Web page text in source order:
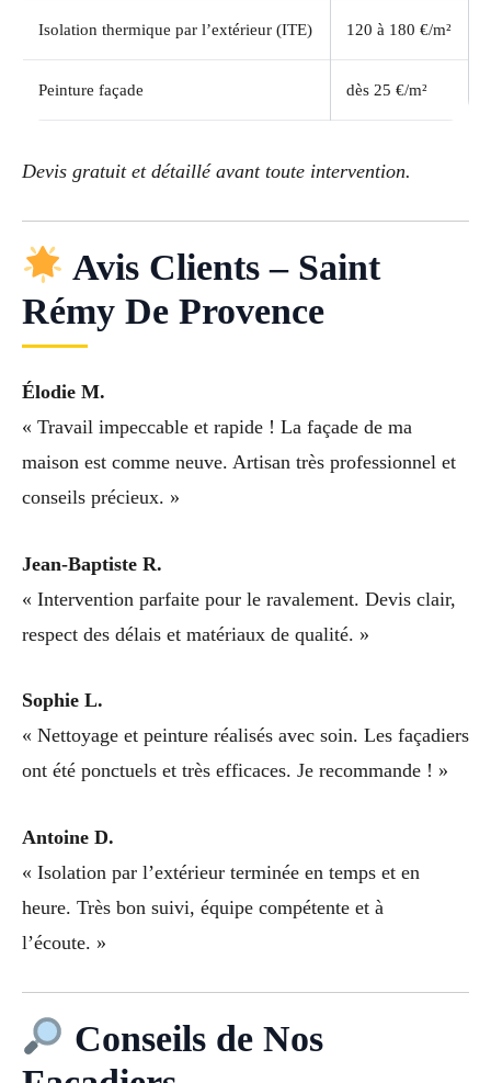
Isolation thermique par l’extérieur (ITE) 120 à 180 €/m²
Peinture façade dès 25 €/m²
Devis gratuit et détaillé avant toute intervention.
Avis Clients – Saint
Rémy De Provence
Élodie M.
« Travail impeccable et rapide ! La façade de ma
maison est comme neuve. Artisan très professionnel et
conseils précieux. »
Jean-Baptiste R.
« Intervention parfaite pour le ravalement. Devis clair,
respect des délais et matériaux de qualité. »
Sophie L.
« Nettoyage et peinture réalisés avec soin. Les façadiers
ont été ponctuels et très efficaces. Je recommande ! »
Antoine D.
« Isolation par l’extérieur terminée en temps et en
heure. Très bon suivi, équipe compétente et à
l’écoute. »
Conseils de Nos